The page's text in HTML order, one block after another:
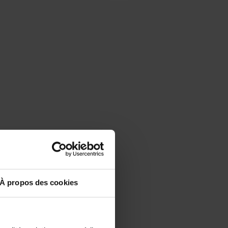
À propos des cookies